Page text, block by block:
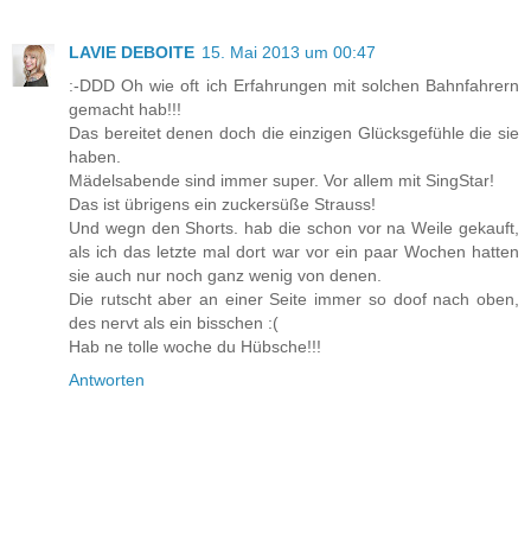
LAVIE DEBOITE 15. Mai 2013 um 00:47
:-DDD Oh wie oft ich Erfahrungen mit solchen Bahnfahrern
gemacht hab!!!
Das bereitet denen doch die einzigen Glücksgefühle die sie
haben.
Mädelsabende sind immer super. Vor allem mit SingStar!
Das ist übrigens ein zuckersüße Strauss!
Und wegn den Shorts. hab die schon vor na Weile gekauft,
als ich das letzte mal dort war vor ein paar Wochen hatten
sie auch nur noch ganz wenig von denen.
Die rutscht aber an einer Seite immer so doof nach oben,
des nervt als ein bisschen :(
Hab ne tolle woche du Hübsche!!!
Antworten